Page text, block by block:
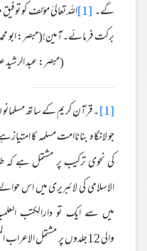
گے۔ [1] اللہ تعالیٰ مؤلف کو
برکت فرمائے۔آمین!(مبصر: ابو محمد
(مبصر: عبد الرشید
[1] ۔قرآن کریم کے ساتھ
جو لانگاہ بناناامت مسلمہ کا
کی نحوی ترکیب پر مشتمل ہے
الاسلامی کی لائبریری میں اس
میں سے ایک تو دارالکتب
والی 12جلدوں پر مشتمل